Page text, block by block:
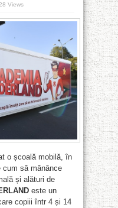
Views
o școală mobilă, în
să mănânce
și alături de
este un
copiii într 4 și 14